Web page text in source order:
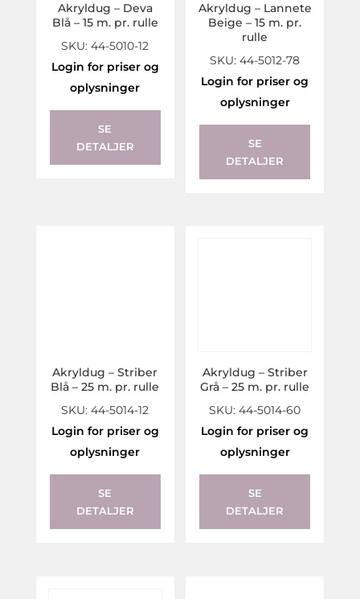
Akryldug – Deva
Blå – 15 m. pr. rulle
SKU: 44-5010-12
Login for priser og
oplysninger
SE
DETALJER
Akryldug – Lannete
Beige – 15 m. pr.
rulle
SKU: 44-5012-78
Login for priser og
oplysninger
SE
DETALJER
Akryldug – Striber
Blå – 25 m. pr. rulle
SKU: 44-5014-12
Login for priser og
oplysninger
SE
DETALJER
Akryldug – Striber
Grå – 25 m. pr. rulle
SKU: 44-5014-60
Login for priser og
oplysninger
SE
DETALJER